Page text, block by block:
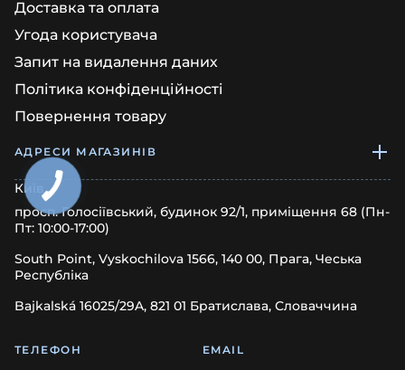
Доставка та оплата
Угода користувача
Запит на видалення даних
Політика конфіденційності
Повернення товару
АДРЕСИ МАГАЗИНІВ
Київ
просп. Голосіївський, будинок 92/1, приміщення 68 (Пн-
Пт: 10:00-17:00)
South Point, Vyskochilova 1566, 140 00, Прага, Чеська
Республіка
Bajkalská 16025/29A, 821 01 Братислава, Словаччина
ТЕЛЕФОН EMAIL